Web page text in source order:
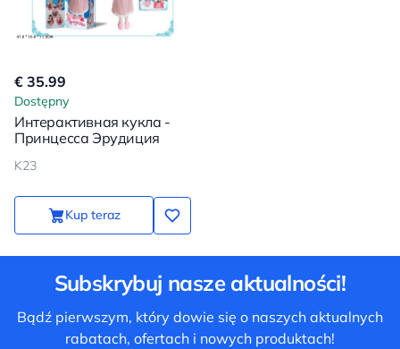
€ 35.99
Dostępny
Интерактивная кукла -
Принцесса Эрудиция
K23
Kup teraz
Subskrybuj nasze aktualności!
Bądź pierwszym, który dowie się o naszych aktualnych
rabatach, ofertach i nowych produktach!